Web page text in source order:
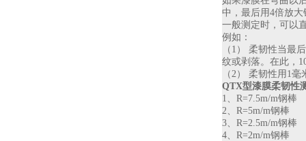
中，最后用4倍放大
一般测定时，可以
例如：
（ 1 ） 柔韧性当最
纹或剥落。在此，
（2） 柔韧性用 1毫
QTX型漆膜柔韧性
1 、 R=7.5m/m钢棒
2、 R=5m/m钢棒
3、 R=2.5m/m钢棒
4、 R=2m/m钢棒